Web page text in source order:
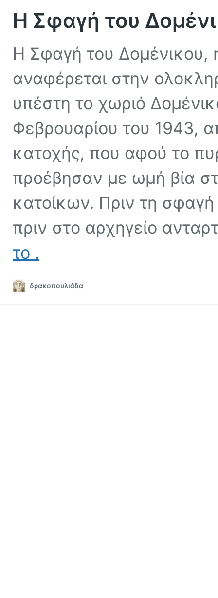
Η Σφαγή του
Η Σφαγή του
αναφέρεται στην
υπέστη το χωριό
Φεβρουαρίου του 1943,
κατοχής, που αφού το
προέβησαν με ωμή βία
κατοίκων. Πριν τη
πριν στο αρχηγείο
το
Σφαγή
(1943)
.
δρακοπουλιάδα